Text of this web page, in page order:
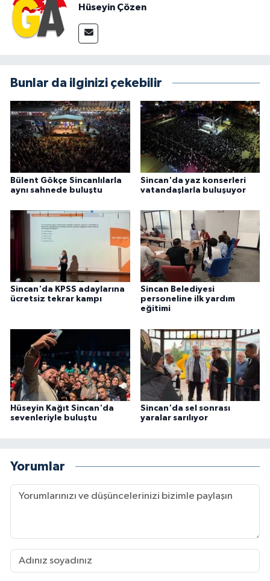
Hüseyin Çözen
Bunlar da ilginizi çekebilir
Bülent Gökçe Sincanlılarla
aynı sahnede buluştu
Sincan'da yaz konserleri
vatandaşlarla buluşuyor
Sincan'da KPSS adaylarına
ücretsiz tekrar kampı
Sincan Belediyesi
personeline ilk yardım
eğitimi
Hüseyin Kağıt Sincan'da
sevenleriyle buluştu
Sincan'da sel sonrası
yaralar sarılıyor
Yorumlar